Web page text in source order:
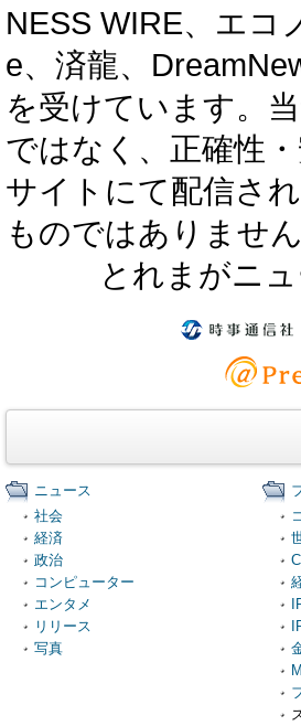
NESS WIRE、エコ
e、済龍、
を受けています。
ではなく、正確性
サイトにて配信さ
ものではありません
とれまがニ
ニュース
社会
経済
政治
コンピューター
エンタメ
リリース
写真